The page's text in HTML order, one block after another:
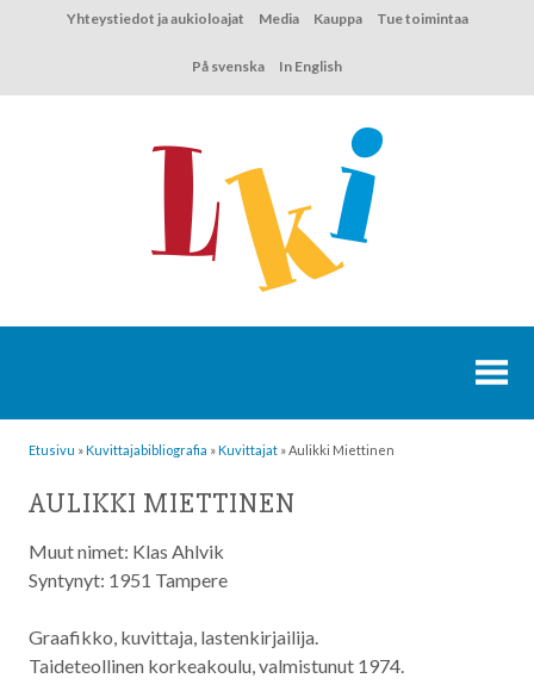
Yhteystiedot ja aukioloajat Media Kauppa Tue toimintaa
På svenska In English
Etusivu »Kuvittaja­bibliografia »Kuvittajat » Aulikki Miettinen
AULIKKI MIETTINEN
Muut nimet: Klas Ahlvik
Syntynyt: 1951 Tampere
Graafikko, kuvittaja, lastenkirjailija.
Taideteollinen korkeakoulu, valmistunut 1974.